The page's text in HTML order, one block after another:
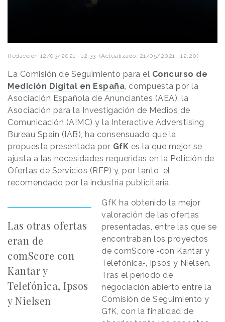
Redacción 12/03/2021 · 12:33 (Actualizado: 21/05/2021 · 12:20)
La Comisión de Seguimiento para el Concurso de
Medición Digital en España, compuesta por la
Asociación Española de Anunciantes (AEA), la
Asociación para la Investigación de Medios de
Comunicación (AIMC) y la Interactive Adverstising
Bureau Spain (IAB), ha consensuado que la
propuesta presentada por GfK es la que mejor se
ajusta a las necesidades requeridas en la Petición de
Ofertas de Servicios (RFP) y, por tanto, el
recomendado por la industria publicitaria.
Las otras ofertas
eran de
comScore con
Kantar y
Telefónica, Ipsos
y Nielsen
GfK ha obtenido la mejor
valoración de las ofertas
presentadas, entre las que se
encontraban los proyectos
de comScore ‐con Kantar y
Telefónica‐, Ipsos y Nielsen.
Tras el periodo de
negociación abierto entre la
Comisión de Seguimiento y
GfK, con la finalidad de